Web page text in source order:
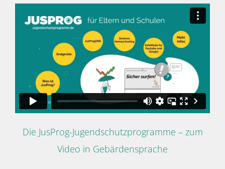
Die JusProg-Jugendschutzprogramme – zum
Video in Gebärdensprache